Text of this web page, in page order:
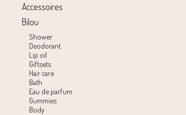
Accessoires
Bilou
Shower
Deodorant
Lip oil
Giftsets
Hair care
Bath
Eau de parfum
Gummies
Body